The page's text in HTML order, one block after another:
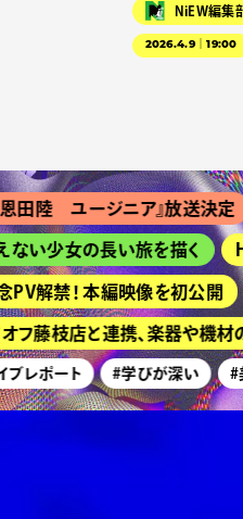
NiEW編集
2026.4.9｜19:00
陸 ユージニア』放送決定
い少女の長い旅を描く
解禁！ 本編映像を初公開
藤枝店と連携、楽器や機材
ブレポート #学びが深い #